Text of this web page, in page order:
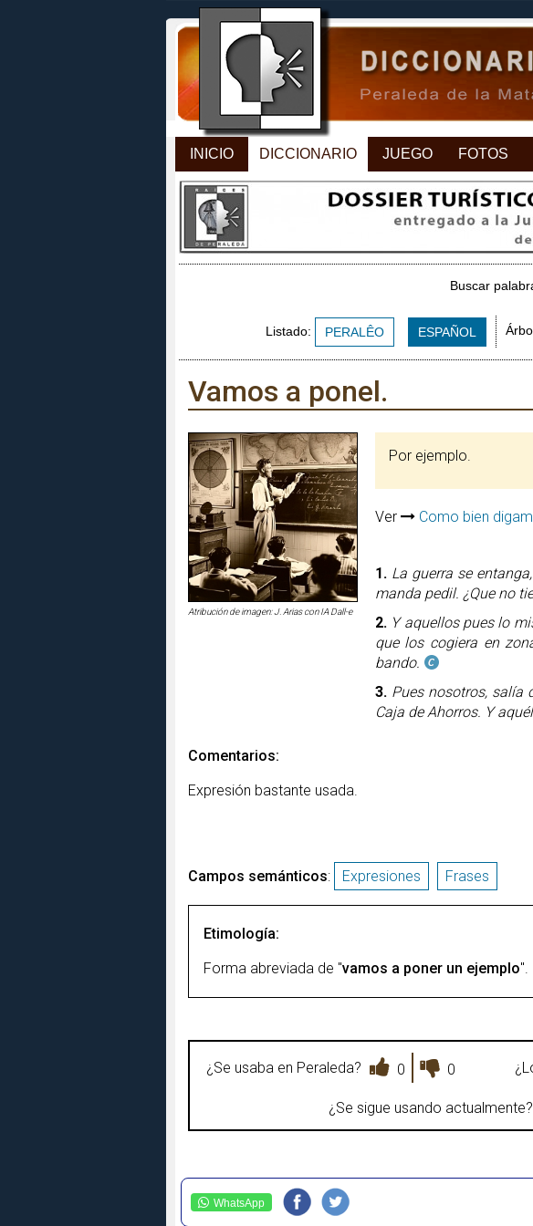
INICIO DICCIONARIO JUEGO FOTOS
Buscar
Listado: PERALÊO ESPAÑOL
Vamos a ponel.
Atribución de imagen: J. Arias con IA Dall-e
Por ejemplo.
Ver Como bien
1. La guerra se
manda pedil. ¿Que no
2. Y aquellos pues lo
que los cogiera en
bando.
3. Pues nosotros, salía
Caja de Ahorros. Y
Comentarios:
Expresión bastante usada.
Campos semánticos: Expresiones Frases
Etimología:
Forma abreviada de "vamos a poner un ejemplo".
¿Se usaba en Peraleda? 0 0
¿Se sigue usando
WhatsApp